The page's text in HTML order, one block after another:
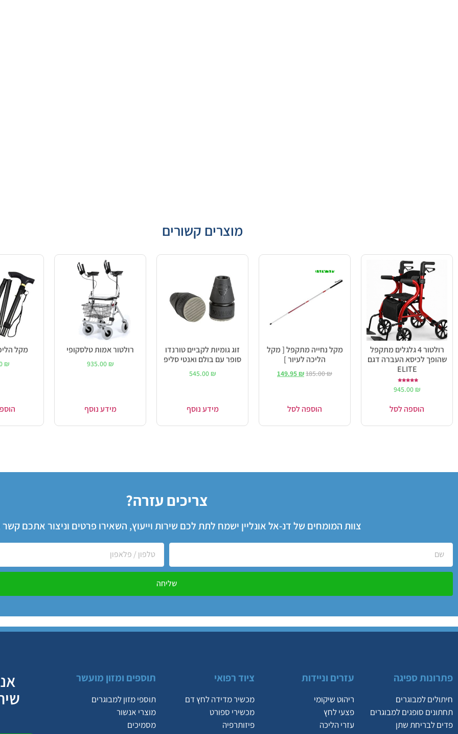
מוצרים קשורים
רולטור 4 גלגלים מתקפל
שהופך לכיסא העברה דגם
ELITE
5.00
945.00 ₪
הוספה לסל
מבצע!
מקל נחייה מתקפל [ מקל
הליכה לעיור ]
185.00₪
149.95₪
הוספה לסל
זוג גומיות לקביים טורנדו
סופר עם בולם ואנטי סליפ
545.00 ₪
מידע נוסף
רולטור אמות טלסקופי
935.00 ₪
מידע נוסף
מקל
₪
צריכים עזרה?
צוות המומחים של דנ-אל אונליין ישמח לתת לכם שירות וייעוץ, השאירו פרטים וניצור אתכם
שליחה
פתרונות ספיגה
חיתולים למבוגרים
תחתונים סופגים למבוגרים
פדים לבריחת שתן
עזרים וניידות
ריהוט שיקומי
פצעי לחץ
עזרי הליכה
ציוד רפואי
מכשיר מדידה לחץ דם
מכשירי ספורט
פיזותרפיה
תוספים ומזון מועשר
תוספי מזון למבוגרים
מוצרי אנשור
מסמיכים